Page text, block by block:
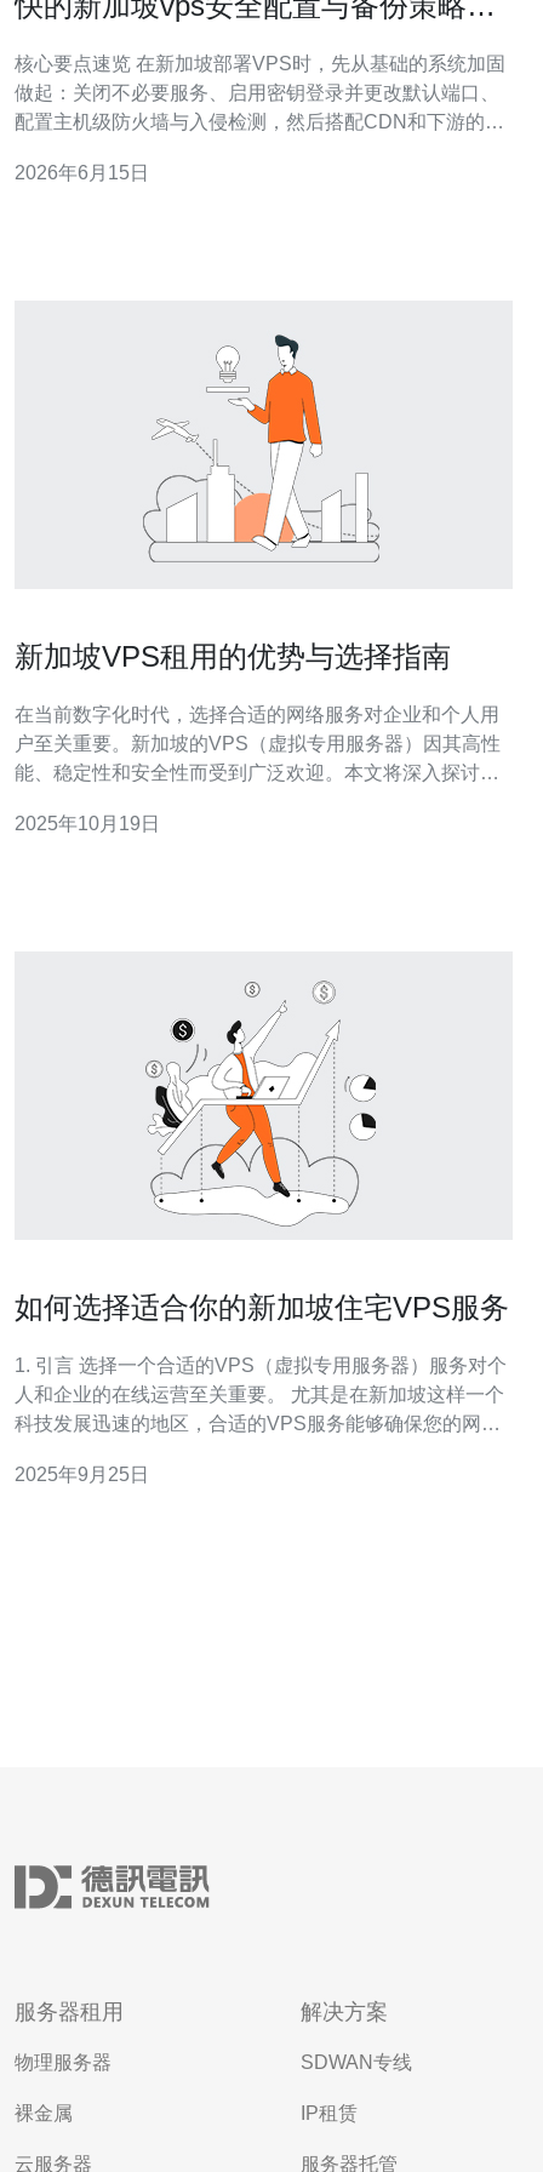
核心要点速览 在新加坡部署VPS时，先从基础的系统加固
做起：关闭不必要服务、启用密钥登录并更改默认端口、
配置主机级防火墙与入侵检测，然后搭配CDN和下游的
快照、异地增量备份和定期恢复演练，日志与监控同步保
2026年6月15日
新加坡VPS租用的优势与选择指南
在当前数字化时代，选择合适的网络服务对企业和个人用
户至关重要。新加坡的VPS（虚拟专用服务器）因其高性
能、稳定性和安全性而受到广泛欢迎。本文将深入探讨新
用户做出明智决策。 新加坡VPS租用有什么优势？ 新加坡
2025年10月19日
如何选择适合你的新加坡住宅VPS服务
1. 引言 选择一个合适的VPS（虚拟专用服务器）服务对个
人和企业的在线运营至关重要。 尤其是在新加坡这样一个
科技发展迅速的地区，合适的VPS服务能够确保您的网站
坡住宅VPS服务，从技术配置到实际案例分析，帮助您做
2025年9月25日
服务器租用
物理服务器
裸金属
云服务器
解决方案
SDWAN专线
IP租赁
服务器托管